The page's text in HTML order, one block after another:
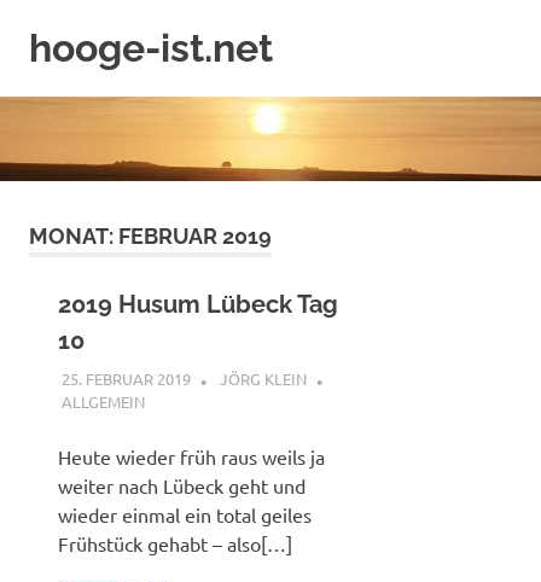
Inhalthooge-ist.net
Hooger
MONAT: FEBRUAR 2019
2019 Husum Lübeck Tag
10
25. FEBRUAR 2019
JÖRG KLEIN
ALLGEMEIN
Heute wieder früh raus weils ja
weiter nach Lübeck geht und
wieder einmal ein total geiles
Frühstück gehabt – also[…]